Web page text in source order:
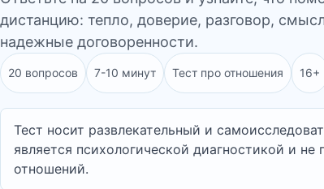
дистанцию: тепло, доверие, разговор,
надежные договоренности.
20 вопросов 7-10 минут Тест про отношения 16+
Тест носит развлекательный и
является психологической диагностикой и
отношений.